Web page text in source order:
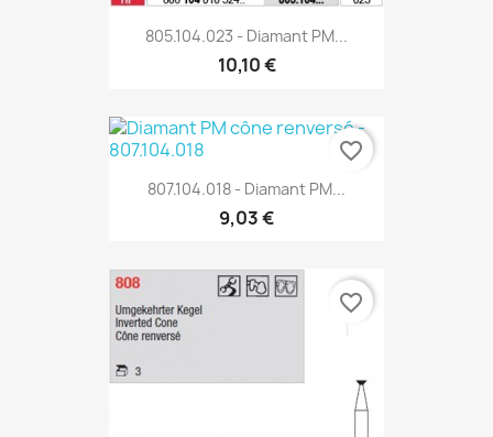
805.104.023 - Diamant PM...
10,10 €
807.104.018 - Diamant PM...
9,03 €
favorite_border
favorite_border